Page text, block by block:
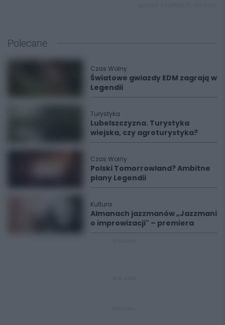
Polecane
Czas Wolny
Światowe gwiazdy EDM zagrają w
Legendii
Turystyka
Lubelszczyzna. Turystyka
wiejska, czy agroturystyka?
Czas Wolny
Polski Tomorrowland? Ambitne
plany Legendii
Kultura
Almanach jazzmanów „Jazzmani
o improwizacji" – premiera